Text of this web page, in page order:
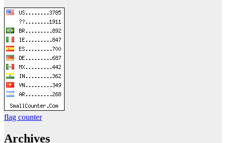
flag counter
Archives